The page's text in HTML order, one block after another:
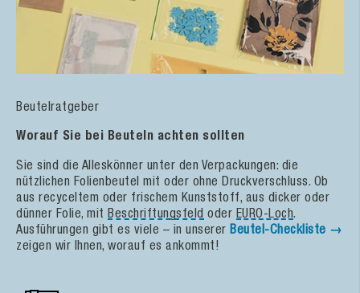
Beutelratgeber
Worauf Sie bei Beuteln achten sollten
Sie sind die Alleskönner unter den Verpackungen: die
nützlichen Folienbeutel mit oder ohne Druckverschluss. Ob
aus recyceltem oder frischem Kunststoff, aus dicker oder
dünner Folie, mit Beschriftungsfeld oder EURO-Loch.
Ausführungen gibt es viele – in unserer Beutel-Checkliste →
zeigen wir Ihnen, worauf es ankommt!